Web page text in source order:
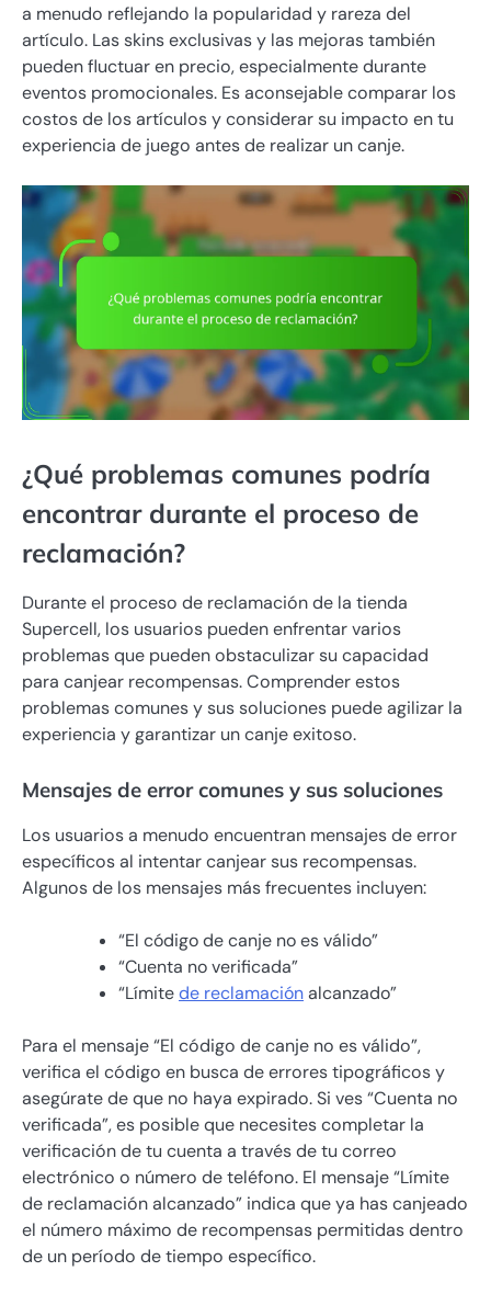
a menudo reflejando la popularidad y rareza del
artículo. Las skins exclusivas y las mejoras también
pueden fluctuar en precio, especialmente durante
eventos promocionales. Es aconsejable comparar los
costos de los artículos y considerar su impacto en tu
experiencia de juego antes de realizar un canje.
¿Qué problemas comunes podría
encontrar durante el proceso de
reclamación?
Durante el proceso de reclamación de la tienda
Supercell, los usuarios pueden enfrentar varios
problemas que pueden obstaculizar su capacidad
para canjear recompensas. Comprender estos
problemas comunes y sus soluciones puede agilizar la
experiencia y garantizar un canje exitoso.
Mensajes de error comunes y sus soluciones
Los usuarios a menudo encuentran mensajes de error
específicos al intentar canjear sus recompensas.
Algunos de los mensajes más frecuentes incluyen:
“El código de canje no es válido”
“Cuenta no verificada”
“Límitede reclamaciónalcanzado”
Para el mensaje “El código de canje no es válido”,
verifica el código en busca de errores tipográficos y
asegúrate de que no haya expirado. Si ves “Cuenta no
verificada”, es posible que necesites completar la
verificación de tu cuenta a través de tu correo
electrónico o número de teléfono. El mensaje “Límite
de reclamación alcanzado” indica que ya has canjeado
el número máximo de recompensas permitidas dentro
de un período de tiempo específico.